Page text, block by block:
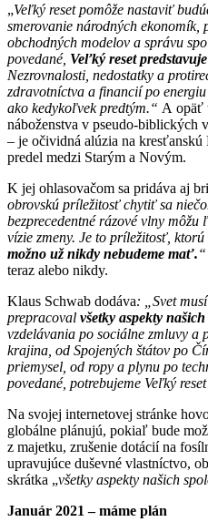
„Veľký reset pomôže nastaviť
smerovanie národných
obchodných modelov a správu
povedané, Veľký reset
Nezrovnalosti, nedostatky a
zdravotníctva a financií po
ako kedykoľvek predtým.“ A opäť
náboženstva v pseudo-biblických
– je očividná alúzia na kresťanskú
predel medzi Starým a Novým.
K jej ohlasovačom sa pridáva aj
obrovskú príležitosť chytiť sa
bezprecedentné rázové vlny môžu
vízie zmeny. Je to príležitosť,
možno už nikdy nebudeme mať.“
teraz alebo nikdy.
Klaus Schwab dodáva: „Svet
prepracoval všetky aspekty
vzdelávania po sociálne zmluvy a
krajina, od Spojených štátov po
priemysel, od ropy a plynu po
povedané, potrebujeme Veľký
Na svojej internetovej stránke
globálne plánujú, pokiaľ bude
z majetku, zrušenie dotácií na
upravujúce duševné vlastníctvo,
skrátka „všetky aspekty našich
Január 2021 – máme plán